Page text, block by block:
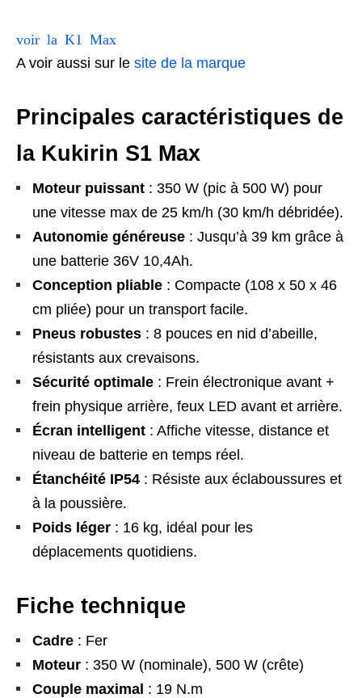
voir la K1 Max
A voir aussi sur le site de la marque
Principales caractéristiques de
la Kukirin S1 Max
Moteur puissant : 350 W (pic à 500 W) pour
une vitesse max de 25 km/h (30 km/h débridée).
Autonomie généreuse : Jusqu’à 39 km grâce à
une batterie 36V 10,4Ah.
Conception pliable : Compacte (108 x 50 x 46
cm pliée) pour un transport facile.
Pneus robustes : 8 pouces en nid d’abeille,
résistants aux crevaisons.
Sécurité optimale : Frein électronique avant +
frein physique arrière, feux LED avant et arrière.
Écran intelligent : Affiche vitesse, distance et
niveau de batterie en temps réel.
Étanchéité IP54 : Résiste aux éclaboussures et
à la poussière.
Poids léger : 16 kg, idéal pour les
déplacements quotidiens.
Fiche technique
Cadre : Fer
Moteur : 350 W (nominale), 500 W (crête)
Couple maximal : 19 N.m